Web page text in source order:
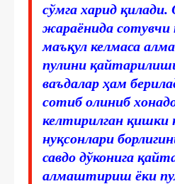
сўмга харид
жараёнида
маъқул келмаса
пулини
ваъдалар ҳам
сотиб олиниб
келтирилган қишки
нуқсонлари
савдо дўконига
алмаштириш ёки